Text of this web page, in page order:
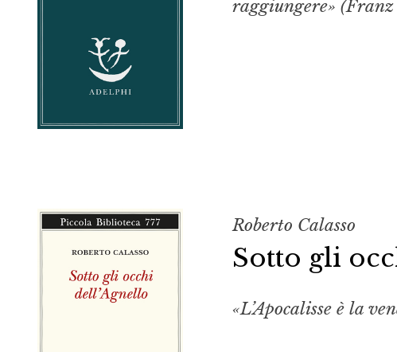
raggiungere»
Roberto Calasso
Sotto gli
«L’Apocalisse è la